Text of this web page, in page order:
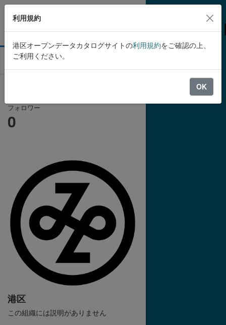
Skip to main content
組織 港区
フォロワー
0
港区
この組織には説明がありません
利用規約
港区オープンデータカタログサイトの利用規約をご確認の上、
ご利用ください。
OK